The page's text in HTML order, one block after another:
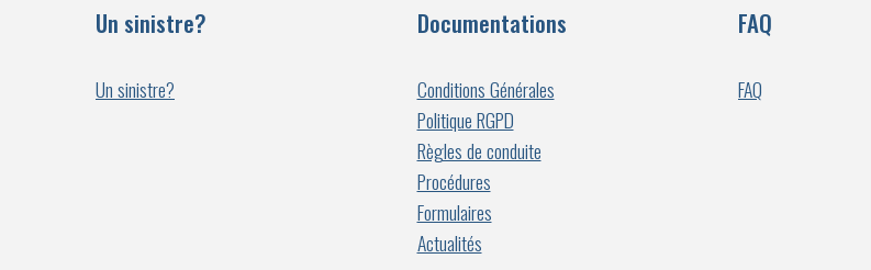
Un sinistre?
Un sinistre?
Documentations
Conditions Générales
Politique RGPD
Règles de conduite
Procédures
Formulaires
Actualités
FAQ
FAQ